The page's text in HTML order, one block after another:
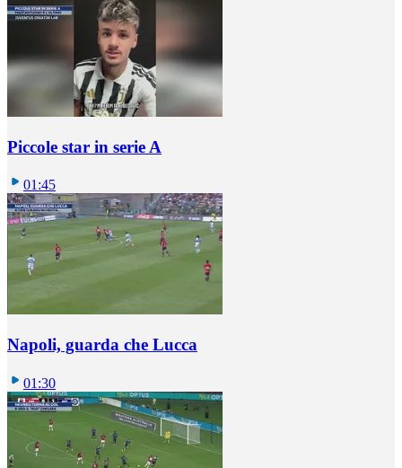
Piccole star in serie A
01:45
Napoli, guarda che Lucca
01:30